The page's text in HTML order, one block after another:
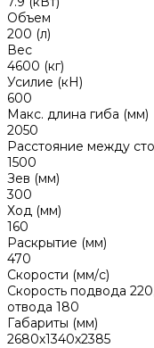
Объем
200 (л)
Вес
4600 (кг)
Усилие (кН)
600
Макс. длина гиба (мм)
2050
Расстояние между
1500
Зев (мм)
300
Ход (мм)
160
Раскрытие (мм)
470
Скорости (мм/с)
Скорость подвода
отвода 180
Габариты (мм)
2680х1340х2385